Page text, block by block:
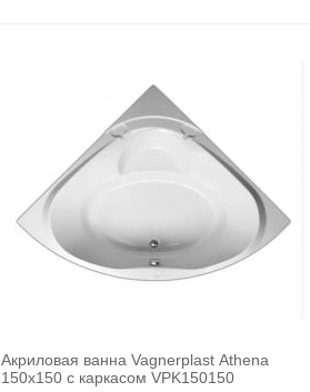
Акриловая ванна Vagnerplast Athena
150x150 с каркасом VPK150150